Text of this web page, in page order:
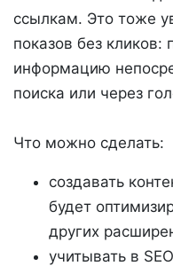
ссылкам. Это тоже
показов без кликов:
информацию
поиска или через
Что можно сделать:
создавать
будет
других
учитывать в